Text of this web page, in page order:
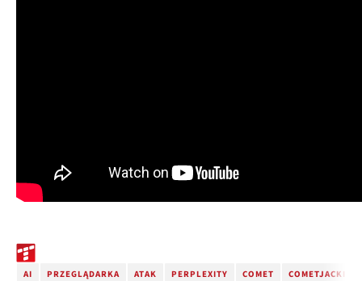
AI PRZEGLĄDARKA ATAK PERPLEXITY COMET COMETJACKING